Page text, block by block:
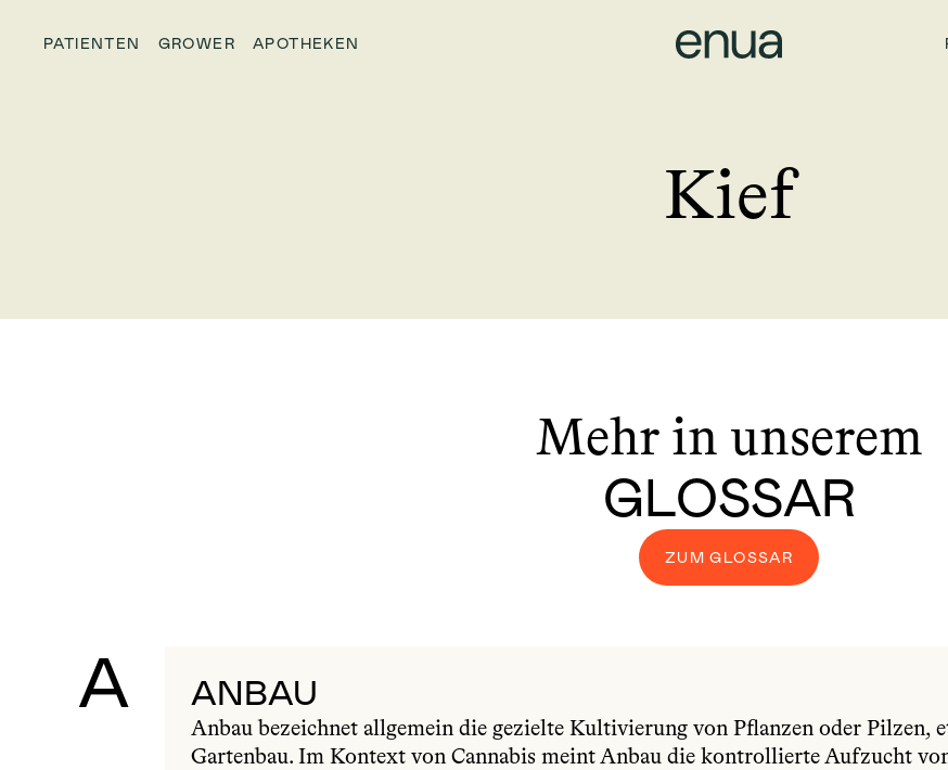
Kief
Mehr in unserem
GLOSSAR
ZUM GLOSSAR
A ANBAU
Anbau bezeichnet allgemein die gezielte Kultivierung von Pflanzen oder
Gartenbau. Im Kontext von Cannabis meint Anbau die kontrollierte Aufzucht
PATIENTEN GROWER APOTHEKEN